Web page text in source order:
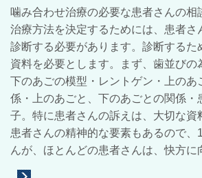
噛み合わせ治療の必要な患者さんの相
治療方法を決定するためには、患者さ
診断する必要があります。診断するた
資料を必要とします。まず、歯並びの
下のあごの模型・レントゲン・上のあ
係・上のあごと、下のあごとの関係・
子。特に患者さんの訴えは、大切な資
患者さんの精神的な要素もあるので、
んが、ほとんどの患者さんは、快方に